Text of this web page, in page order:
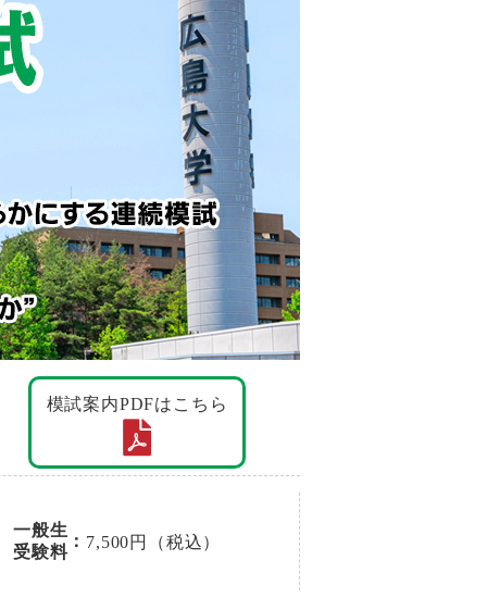
模試案内PDFはこちら
一般生
受験料
： 7,500円（税込）